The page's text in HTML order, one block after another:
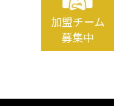
加盟チーム
募集中